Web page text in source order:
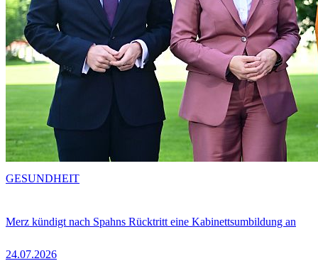
Merz kündigt nach Spahns Rücktritt eine Kabinettsumbildung an
24.07.2026
GESUNDHEIT